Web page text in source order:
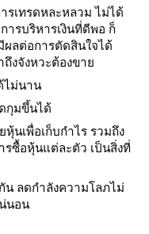
เทรดหละหลวม ไม่ได้
ารบริหารเงินที่ดีพอ ก็
ผลต่อการตัดสินใจได้
งจังหวะต้องขาย
ไม่นาน
กุมขึ้นได้
นเพื่อเก็บกำไร รวมถึง
รซื้อหุ้นแต่ละตัว เป็นสิ่งที่
ลดกำลังความโลภไม่
นอน